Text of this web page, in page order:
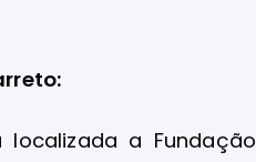
a Fundação